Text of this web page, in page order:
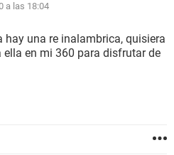
a las 18:04
hay una re inalambrica, quisiera
en mi 360 para disfrutar de